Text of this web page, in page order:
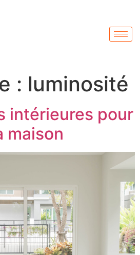
: luminosité
intérieures pour
maison